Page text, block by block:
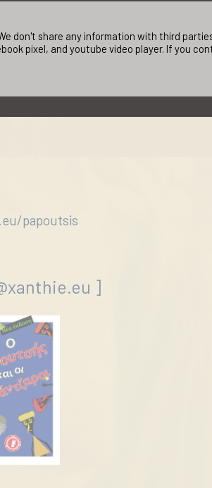
papoutsis
]
don't share any information with third
pixel, and youtube video player. If you